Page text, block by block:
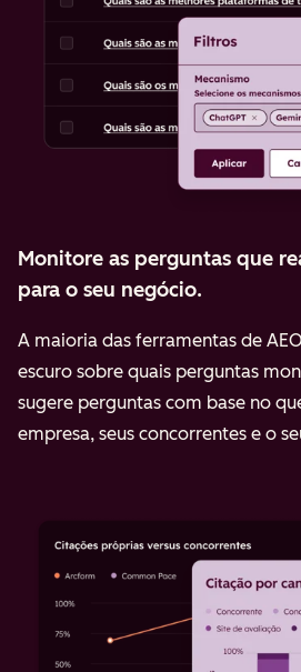
Monitore as perguntas que
para o seu negócio.
A maioria das ferramentas de
escuro sobre quais perguntas
sugere perguntas com base no
empresa, seus concorrentes e o